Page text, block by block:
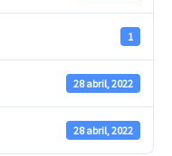
1
28 abril, 2022
28 abril, 2022